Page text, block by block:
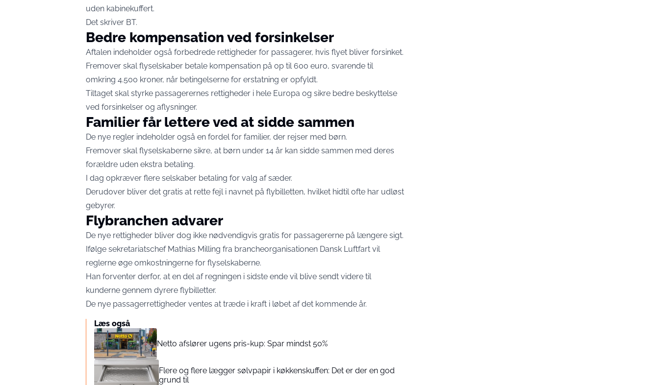
uden kabinekuffert.
Det skriver BT.
Bedre kompensation ved forsinkelser
Aftalen indeholder også forbedrede rettigheder for passagerer, hvis flyet bliver forsinket.
Fremover skal flyselskaber betale kompensation på op til 600 euro, svarende til
omkring 4.500 kroner, når betingelserne for erstatning er opfyldt.
Tiltaget skal styrke passagerernes rettigheder i hele Europa og sikre bedre beskyttelse
ved forsinkelser og aflysninger.
Familier får lettere ved at sidde sammen
De nye regler indeholder også en fordel for familier, der rejser med børn.
Fremover skal flyselskaberne sikre, at børn under 14 år kan sidde sammen med deres
forældre uden ekstra betaling.
I dag opkræver flere selskaber betaling for valg af sæder.
Derudover bliver det gratis at rette fejl i navnet på flybilletten, hvilket hidtil ofte har udløst
gebyrer.
Flybranchen advarer
De nye rettigheder bliver dog ikke nødvendigvis gratis for passagererne på længere sigt.
Ifølge sekretariatschef Mathias Milling fra brancheorganisationen Dansk Luftfart vil
reglerne øge omkostningerne for flyselskaberne.
Han forventer derfor, at en del af regningen i sidste ende vil blive sendt videre til
kunderne gennem dyrere flybilletter.
De nye passagerrettigheder ventes at træde i kraft i løbet af det kommende år.
Læs også
Netto afslører ugens pris-kup: Spar mindst 50%
Flere og flere lægger sølvpapir i køkkenskuffen: Det er der en god
grund til